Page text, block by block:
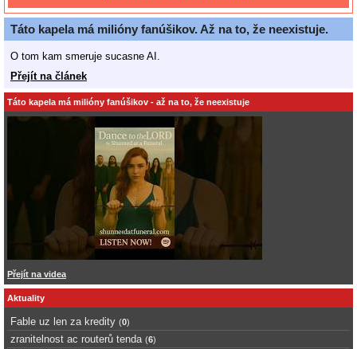
Táto kapela má milióny fanúšikov. Až na to, že neexistuje.
O tom kam smeruje sucasne AI.
Přejít na článek
Táto kapela má milióny fanúšikov - až na to, že neexistuje
Přejít na videa
Aktuality
Fable uz len za kredity (0)
zranitelnost ac routerů tenda (6)